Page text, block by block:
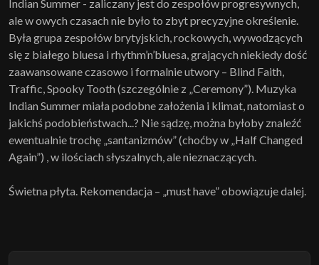
Indian Summer - zaliczany jest do zespołów progresywnych,
ale w owych czasach nie było to zbyt precyzyjne określenie.
Była grupa zespołów brytyjskich, rockowych, wywodzących
się z białego bluesa i rhythm’n’bluesa, grających niekiedy dość
zaawansowane czasowo i formalnie utwory – Blind Faith,
Traffic, Spooky Tooth (szczególnie z „Ceremony”). Muzyka
Indian Summer miała podobne założenia i klimat, natomiast o
jakichś podobieństwach...? Nie sądzę, można byłoby znaleźć
ewentualnie trochę „santanizmów” (choćby w „Half Changed
Again”) , w ilościach słyszalnych, ale nieznaczących.
Świetna płyta. Rekomendacja – „must have” obowiązuje dalej.